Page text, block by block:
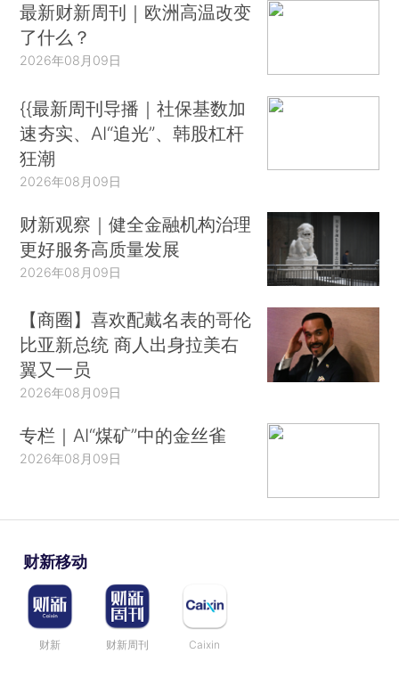
最新财新周刊｜欧洲高温改变
了什么？
2026年08月09日
{{最新周刊导播｜社保基数加
速夯实、AI“追光”、韩股杠杆
狂潮
2026年08月09日
财新观察｜健全金融机构治理
更好服务高质量发展
2026年08月09日
【商圈】喜欢配戴名表的哥伦
比亚新总统 商人出身拉美右
翼又一员
2026年08月09日
专栏｜AI“煤矿”中的金丝雀
2026年08月09日
财新移动
财新 财新周刊 Caixin